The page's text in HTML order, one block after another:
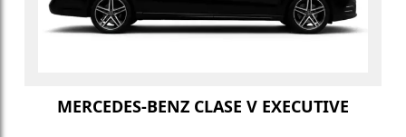
MERCEDES-BENZ CLASE V EXECUTIVE